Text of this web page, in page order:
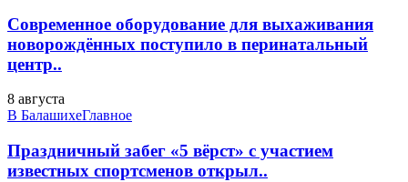
Современное оборудование для выхаживания
новорождённых поступило в перинатальный
центр..
8 августа
В БалашихеГлавное
Праздничный забег «5 вёрст» с участием
известных спортсменов открыл..